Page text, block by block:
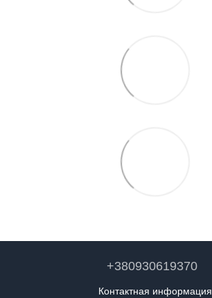
+380930619370
Контактная информация